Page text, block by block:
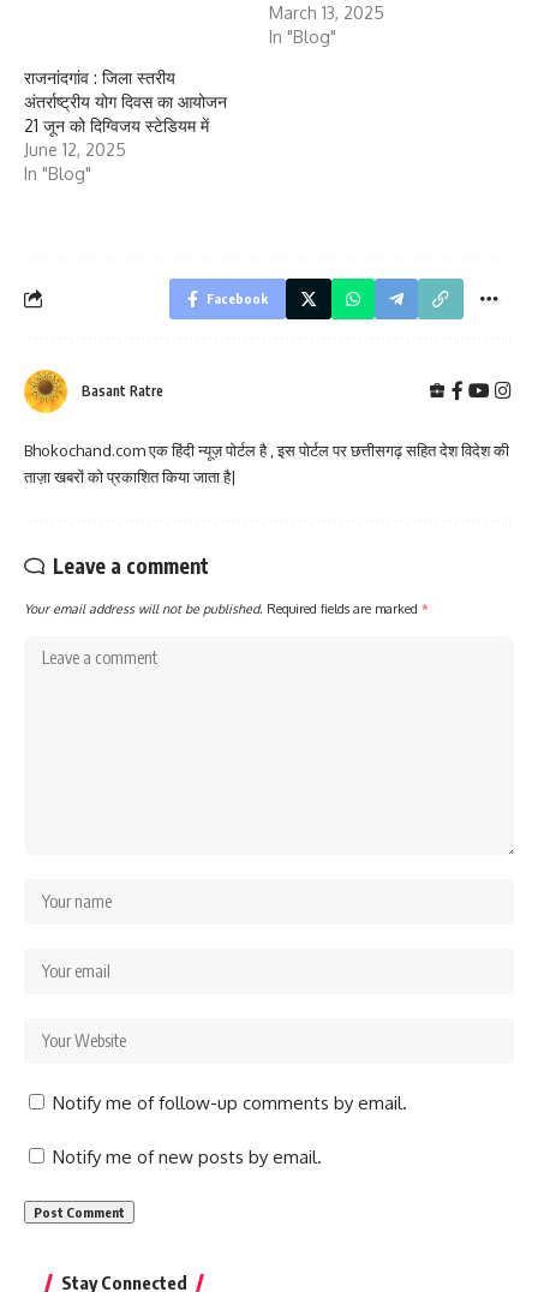
March 13, 2025
In "Blog"
राजनांदगांव : जिला स्तरीय
अंतर्राष्ट्रीय योग दिवस का आयोजन
21 जून को दिग्विजय स्टेडियम में
June 12, 2025
In "Blog"
Facebook
Basant Ratre
Bhokochand.com एक हिंदी न्यूज़ पोर्टल है , इस पोर्टल पर छत्तीसगढ़ सहित देश विदेश की
ताज़ा खबरों को प्रकाशित किया जाता है|
Leave a comment
Your email address will not be published. Required fields are marked *
Notify me of follow-up comments by email.
Notify me of new posts by email.
Stay Connected